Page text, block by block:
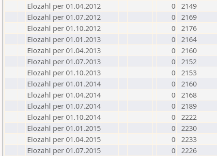
Elozahl per 01.04.2012
0 2149
Elozahl per 01.07.2012
0 2169
Elozahl per 01.10.2012
0 2176
Elozahl per 01.01.2013
0 2164
Elozahl per 01.04.2013
0 2160
Elozahl per 01.07.2013
0 2152
Elozahl per 01.10.2013
0 2153
Elozahl per 01.01.2014
0 2160
Elozahl per 01.04.2014
0 2168
Elozahl per 01.07.2014
0 2189
Elozahl per 01.10.2014
0 2222
Elozahl per 01.01.2015
0 2230
Elozahl per 01.04.2015
0 2233
Elozahl per 01.07.2015
0 2226